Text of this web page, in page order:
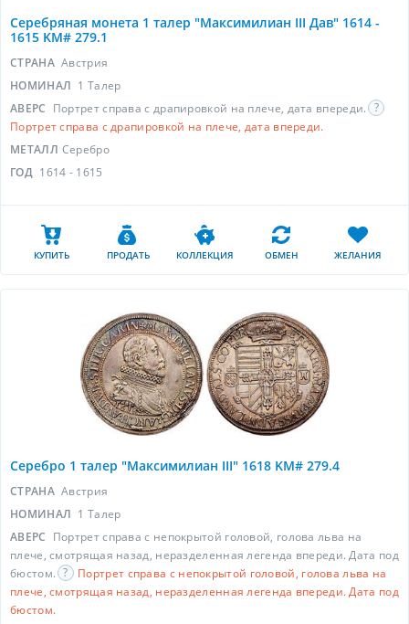
Серебряная монета 1 талер "Максимилиан III Дав" 1614 -
1615 KM# 279.1
СТРАНА Австрия
НОМИНАЛ 1 Талер
АВЕРС Портрет справа с драпировкой на плече, дата впереди.
Портрет справа с драпировкой на плече, дата впереди.
МЕТАЛЛ Серебро
ГОД 1614 - 1615
КУПИТЬ ПРОДАТЬ КОЛЛЕКЦИЯ ОБМЕН ЖЕЛАНИЯ
Серебро 1 талер "Максимилиан III" 1618 KM# 279.4
СТРАНА Австрия
НОМИНАЛ 1 Талер
АВЕРС Портрет справа с непокрытой головой, голова льва на
плече, смотрящая назад, неразделенная легенда впереди. Дата под
бюстом.
Портрет справа с непокрытой головой, голова льва на
плече, смотрящая назад, неразделенная легенда впереди. Дата под
бюстом.